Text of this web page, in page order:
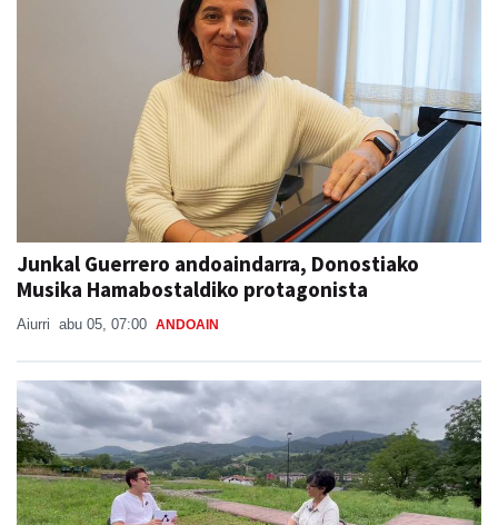
Junkal Guerrero andoaindarra, Donostiako
Musika Hamabostaldiko protagonista
Aiurri abu 05, 07:00 ANDOAIN